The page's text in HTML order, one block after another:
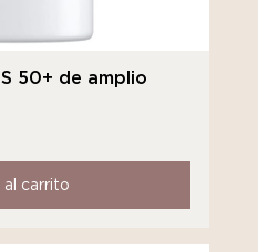
50+ de amplio
al carrito